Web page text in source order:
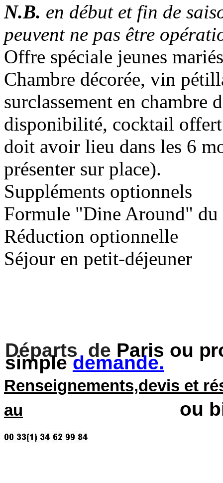
N.B. en début et fin de
peuvent ne pas être
Offre spéciale jeunes mariés
Chambre décorée, vin
surclassement en chambre
disponibilité, cocktail
doit avoir lieu dans les 6
présenter sur place).
Suppléments optionnels
Formule "Dine Around"
Réduction optionnelle
Séjour en petit-déjeuner
Départs de Paris ou
simpledemande.
Renseignements,devis et
au
ou